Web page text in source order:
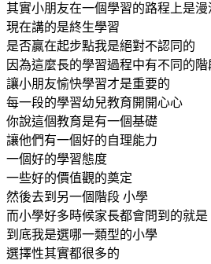
其實小朋友在一個學習的路程上是漫
現在講的是終生學習
是否贏在起步點我是絕對不認同的
因為這麼長的學習過程中有不同的階
讓小朋友愉快學習才是重要的
每一段的學習幼兒教育開開心心
你說這個教育是有一個基礎
讓他們有一個好的自理能力
一個好的學習態度
一些好的價值觀的奠定
然後去到另一個階段 小學
而小學好多時候家長都會問到的就是
到底我是選哪一類型的小學
選擇性其實都很多的